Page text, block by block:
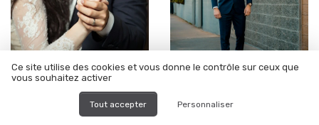
• 12/06/2025
Costume homme pour
mariage : guide complet pour
Costume pour homme de
Ce site utilise des cookies et vous donne le contrôle sur ceux que
vous souhaitez activer
Tout accepter Personnaliser